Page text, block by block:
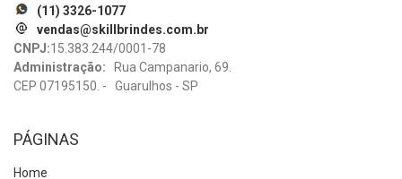
(11) 3326-1077
vendas@skillbrindes.com.br
CNPJ:15.383.244/0001-78
Administração: Rua Campanario, 69.
CEP 07195150. - Guarulhos - SP
PÁGINAS
Home